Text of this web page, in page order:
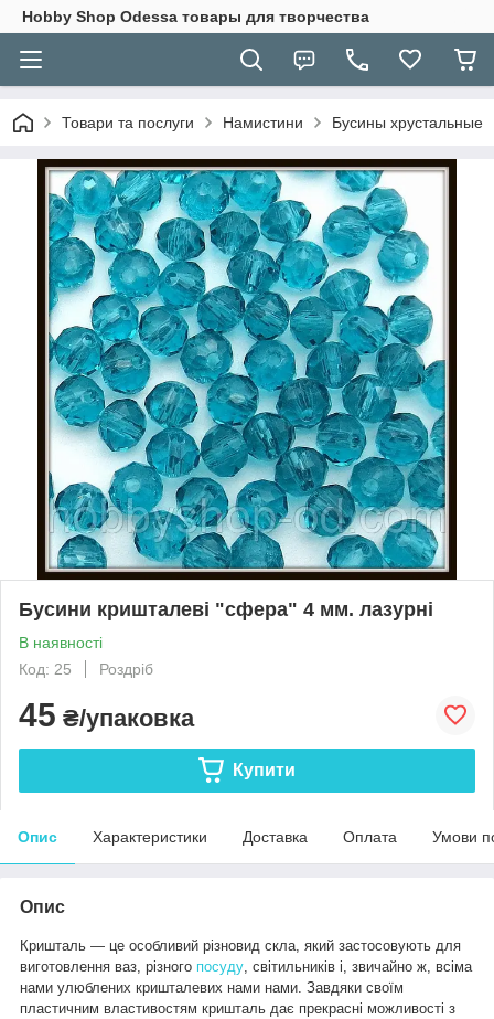
Hobbу Shop Odessa товары для творчества
Товари та послуги Намистини Бусины хрустальные
Бусини кришталеві "сфера" 4 мм. лазурні
В наявності
Код: 25
Роздріб
45 ₴/упаковка
Купити
Опис Характеристики Доставка Оплата Умови
Опис
Кришталь — це особливий різновид скла, який застосовують для
виготовлення ваз, різного посуду , світильників і, звичайно ж, всіма
нами улюблених кришталевих нами нами. Завдяки своїм
пластичним властивостям кришталь дає прекрасні можливості з